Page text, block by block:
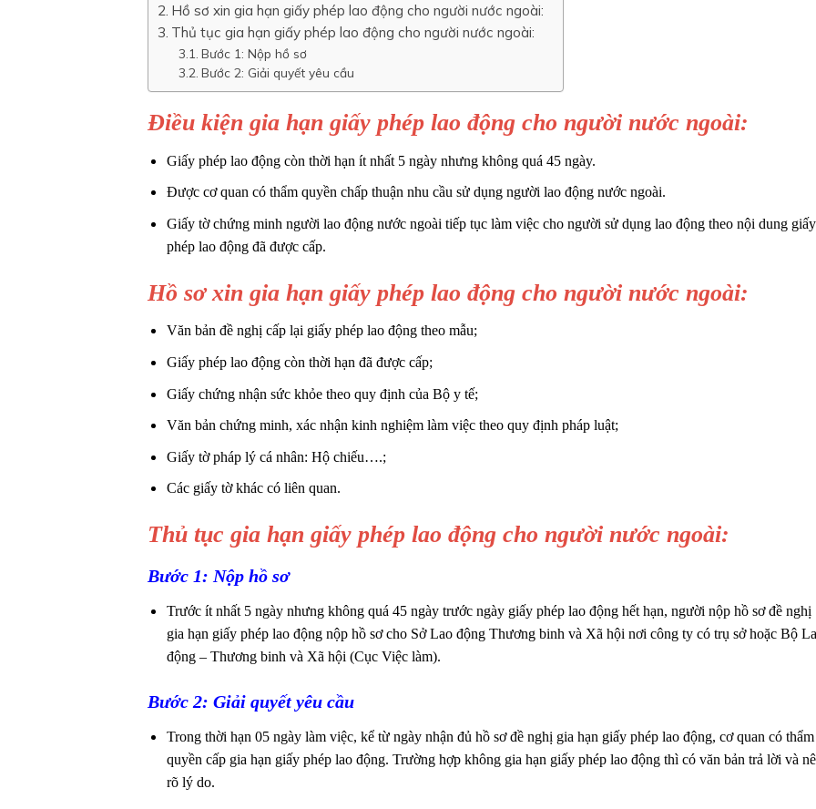
Hồ sơ xin gia hạn giấy phép lao động cho người nước ngoài:
Thủ tục gia hạn giấy phép lao động cho người nước ngoài:
Bước 1: Nộp hồ sơ
Bước 2: Giải quyết yêu cầu
Điều kiện gia hạn giấy phép lao động cho người nước ngoài:
Giấy phép lao động còn thời hạn ít nhất 5 ngày nhưng không quá 45 ngày.
Được cơ quan có thẩm quyền chấp thuận nhu cầu sử dụng người lao động nước ngoài.
Giấy tờ chứng minh người lao động nước ngoài tiếp tục làm việc cho người sử dụng lao động theo nội dung giấy
phép lao động đã được cấp.
Hồ sơ xin gia hạn giấy phép lao động cho người nước ngoài:
Văn bản đề nghị cấp lại giấy phép lao động theo mẫu;
Giấy phép lao động còn thời hạn đã được cấp;
Giấy chứng nhận sức khỏe theo quy định của Bộ y tế;
Văn bản chứng minh, xác nhận kinh nghiệm làm việc theo quy định pháp luật;
Giấy tờ pháp lý cá nhân: Hộ chiếu….;
Các giấy tờ khác có liên quan.
Thủ tục gia hạn giấy phép lao động cho người nước ngoài:
Bước 1: Nộp hồ sơ
Trước ít nhất 5 ngày nhưng không quá 45 ngày trước ngày giấy phép lao động hết hạn, người nộp hồ sơ đề nghị
gia hạn giấy phép lao động nộp hồ sơ cho Sở Lao động Thương binh và Xã hội nơi công ty có trụ sở hoặc Bộ
động – Thương binh và Xã hội (Cục Việc làm).
Bước 2: Giải quyết yêu cầu
Trong thời hạn 05 ngày làm việc, kể từ ngày nhận đủ hồ sơ đề nghị gia hạn giấy phép lao động, cơ quan có thẩm
quyền cấp gia hạn giấy phép lao động. Trường hợp không gia hạn giấy phép lao động thì có văn bản trả lời và
rõ lý do.